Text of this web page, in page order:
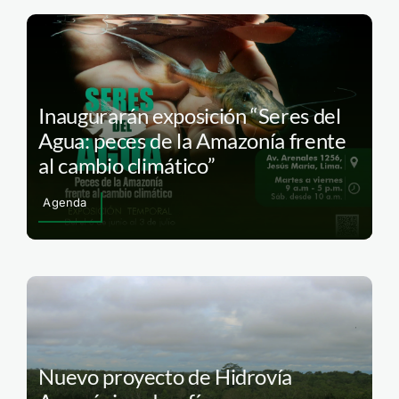
Inaugurarán exposición “Seres del
Agua: peces de la Amazonía frente
al cambio climático”
Agenda
Nuevo proyecto de Hidrovía